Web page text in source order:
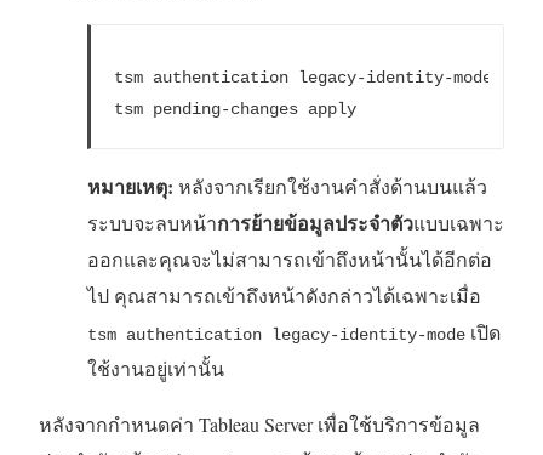
tsm authentication legacy-identity-mode
tsm pending-changes apply
หมายเหตุ: หลังจากเรียกใช้งานคำสั่งด้านบนแล้ว
ระบบจะลบหน้าการย้ายข้อมูลประจำตัวแบบเฉพาะ
ออกและคุณจะไม่สามารถเข้าถึงหน้านั้นได้อีกต่อ
ไป คุณสามารถเข้าถึงหน้าดังกล่าวได้เฉพาะเมื่อ
tsm authentication legacy-identity-mode เปิด
ใช้งานอยู่เท่านั้น
หลังจากกำหนดค่า Tableau Server เพื่อใช้บริการข้อมูล